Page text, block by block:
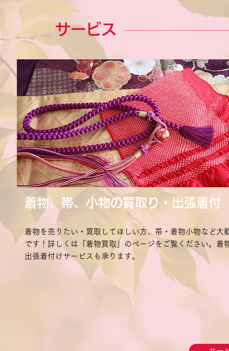
サービス
着物、帯、小物の買取り・出張着付
着物を売りたい・買取してほしい方、帯・着物小物など大
です！詳しくは「着物買取」のページをご覧ください。着
出張着付けサービスも承ります。